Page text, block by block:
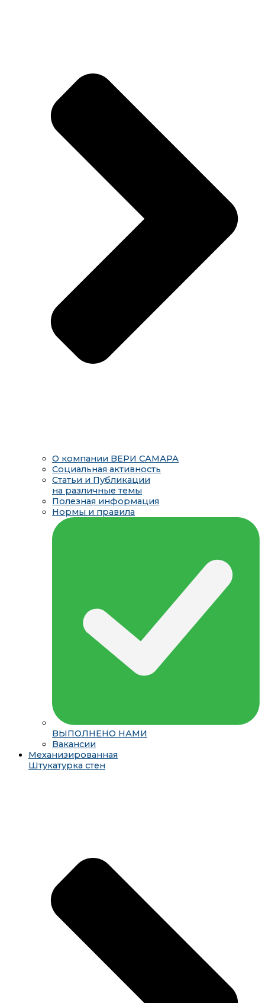
О компании ВЕРИ САМАРА
Социальная активность
Статьи и Публикации
на различные темы
Полезная информация
Нормы и правила
ВЫПОЛНЕНО НАМИ
Вакансии
Механизированная
Штукатурка стен